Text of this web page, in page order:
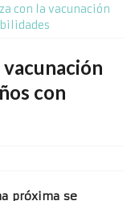
con la vacunación
vacunación
con
próxima se